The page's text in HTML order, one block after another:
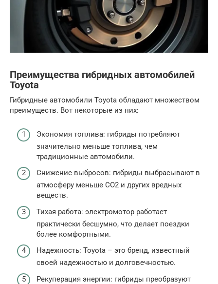
Преимущества гибридных автомобилей
Toyota
Гибридные автомобили Toyota обладают множеством
преимуществ. Вот некоторые из них:
Экономия топлива: гибриды потребляют
значительно меньше топлива, чем
традиционные автомобили.
Снижение выбросов: гибриды выбрасывают в
атмосферу меньше CO2 и других вредных
веществ.
Тихая работа: электромотор работает
практически бесшумно, что делает поездки
более комфортными.
Надежность: Toyota – это бренд, известный
своей надежностью и долговечностью.
Рекуперация энергии: гибриды преобразуют